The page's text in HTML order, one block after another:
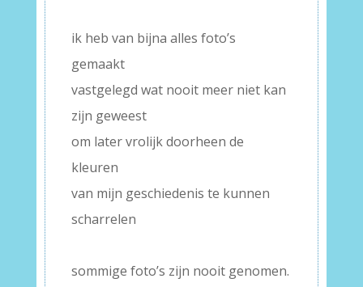
ik heb van bijna alles foto’s
gemaakt
vastgelegd wat nooit meer niet kan
zijn geweest
om later vrolijk doorheen de
kleuren
van mijn geschiedenis te kunnen
scharrelen
sommige foto’s zijn nooit genomen.